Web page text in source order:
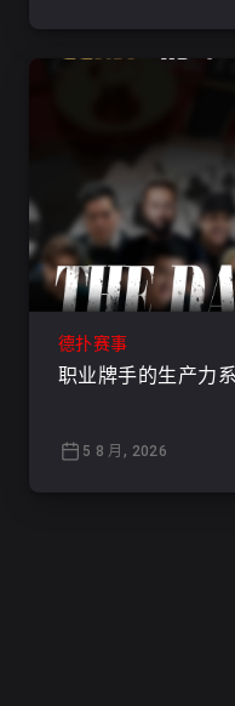
德扑赛事
职业牌手的生产力
5 8 月, 2026